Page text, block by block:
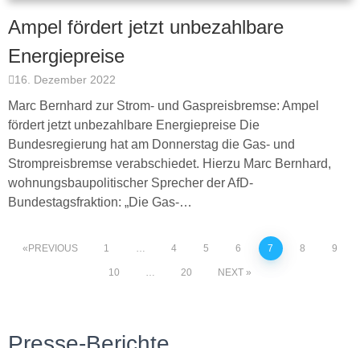
Ampel fördert jetzt unbezahlbare
Energiepreise
16. Dezember 2022
Marc Bernhard zur Strom- und Gaspreisbremse: Ampel
fördert jetzt unbezahlbare Energiepreise Die
Bundesregierung hat am Donnerstag die Gas- und
Strompreisbremse verabschiedet. Hierzu Marc Bernhard,
wohnungsbaupolitischer Sprecher der AfD-
Bundestagsfraktion: „Die Gas-…
PREVIOUS 1 … 4 5 6 7 8 9
10 … 20 NEXT